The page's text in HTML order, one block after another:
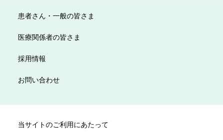
患者さん・一般の皆さま
医療関係者の皆さま
採用情報
お問い合わせ
当サイトのご利用にあたって